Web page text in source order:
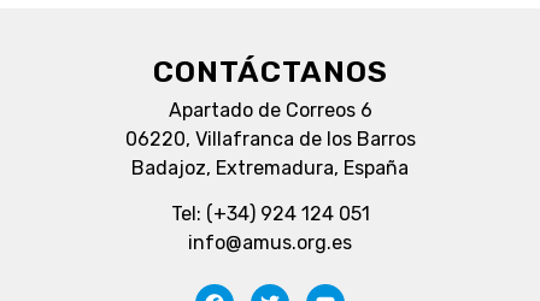
CONTÁCTANOS
Apartado de Correos 6
06220, Villafranca de los Barros
Badajoz, Extremadura, España
Tel: (+34) 924 124 051
info@amus.org.es